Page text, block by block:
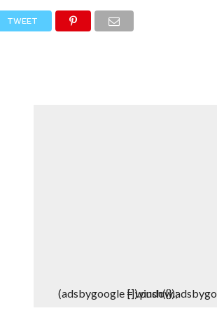
DENUNCIAS WHATSAPP
TWEET
(adsbygoogle = window.adsbygoogle || []).push({});